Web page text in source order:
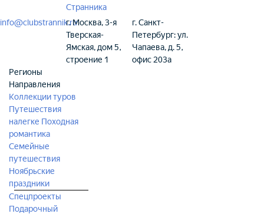
Странника
info@clubstrannik.ruг. Москва, 3-я
Тверская-
Ямская, дом 5,
строение 1
г. Санкт-
Петербург: ул.
Чапаева, д. 5,
офис 203а
Регионы
Направления
Коллекции туров
Путешествия
налегке Походная
романтика
Семейные
путешествия
Ноябрьские
праздники
Спецпроекты
Подарочный